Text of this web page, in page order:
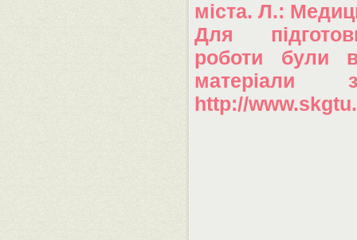
міста. Л.:
Для
роботи були
матеріали
http://